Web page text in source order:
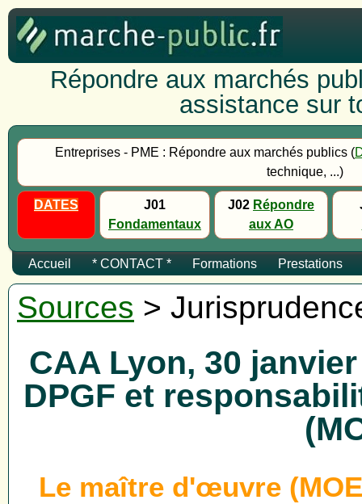
Répondre aux marchés
assistance sur
Entreprises - PME : Répondre aux marchés publics (
technique, ...)
DATES
J01
Fondamentaux
J02 Répondre
aux AO
Accueil * CONTACT * Formations Prestations
Sources >
CAA Lyon, 30 janvier
DPGF et
Le maître d'œuvre